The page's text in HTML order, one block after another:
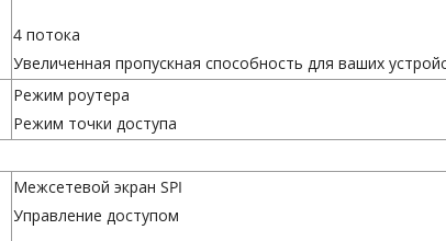
4 потока
Увеличенная пропускная способность для ваших
Режим роутера
Режим точки доступа
Межсетевой экран SPI
Управление доступом